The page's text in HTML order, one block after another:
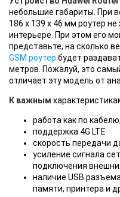
небольшие габариты. При
186 х 139 х 46 мм роутер
интерьере. При этом его
представьте, на сколько
GSM роутер будет
метров. Пожалуй, это
отличает эту модель от
К важным
работа как по
поддержка 4G LTE
скорость передачи
усиление сигнала
подключения
наличие USB
памяти, принтера и